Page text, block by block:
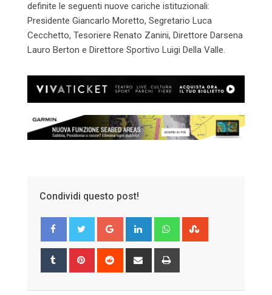
definite le seguenti nuove cariche istituzionali:
Presidente Giancarlo Moretto, Segretario Luca
Cecchetto, Tesoriere Renato Zanini, Direttore Darsena
Lauro Berton e Direttore Sportivo Luigi Della Valle.
Condividi questo post!
Google+ LinkedIn Whatsapp
Tumblr Pinterest Reddit
Share